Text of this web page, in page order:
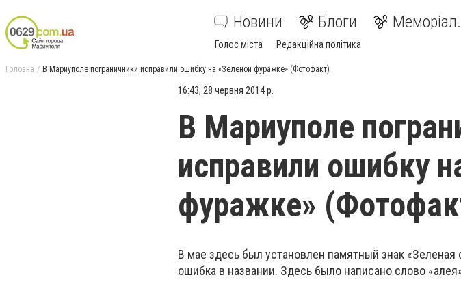
Новини Блоги
Голос міста Редакційна політика
Головна В Мариуполе пограничники исправили ошибку на «Зеленой фуражке» (Фотофакт)
16:43, 28 червня 2014 р.
В Мариуполе
исправили ошибку
фуражке»
В мае здесь был установлен памятный знак
ошибка в названии. Здесь было написано слово